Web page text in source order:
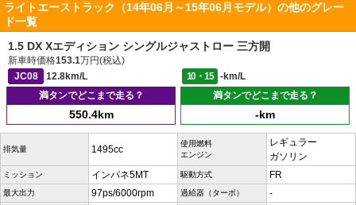
ライトエーストラック（14年06月～15年06月モデル）の他のグレー
ド一覧
1.5 DX Xエディション シングルジャストロー 三方開
新車時価格153.1万円(税込)
JC08
12.8km/L 10・15
-km/L
満タンでどこまで走る？
550.4km
満タンでどこまで走る？
-km
排気量 1495cc
使用燃料
エンジン
レギュラー
ガソリン
ミッション インパネ5MT 駆動方式 FR
最大出力 97ps/6000rpm 過給器（ターボ） -